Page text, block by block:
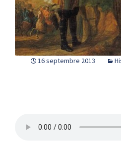
16 septembre 2013